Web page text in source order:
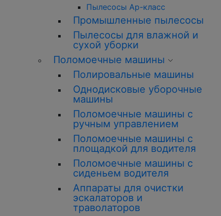
Пылесосы Ар-класс
Промышленные пылесосы
Пылесосы для влажной и
сухой уборки
Поломоечные машины
Полировальные машины
Однодисковые уборочные
машины
Поломоечные машины с
ручным управлением
Поломоечные машины с
площадкой для водителя
Поломоечные машины с
сиденьем водителя
Аппараты для очистки
эскалаторов и
траволаторов